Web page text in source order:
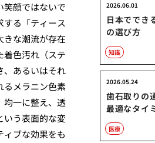
笑顔ではないで
る「ティース
きな潮流が存在
着色汚れ（ステ
、あるいはそれ
るメラニン色素
均一に整え、透
いう表面的な変
ブな効果をも
日本ででき
の選び方
2026.06.01
知識
歯石取りの
最適なタイ
2026.05.24
医療